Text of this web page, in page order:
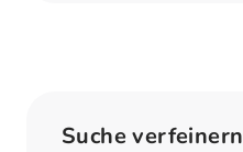
Suche verfeinern